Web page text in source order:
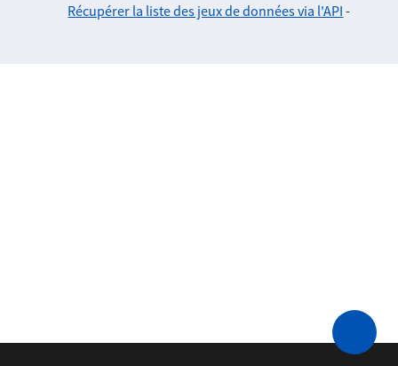
Récupérer la liste des jeux de données via l'API -